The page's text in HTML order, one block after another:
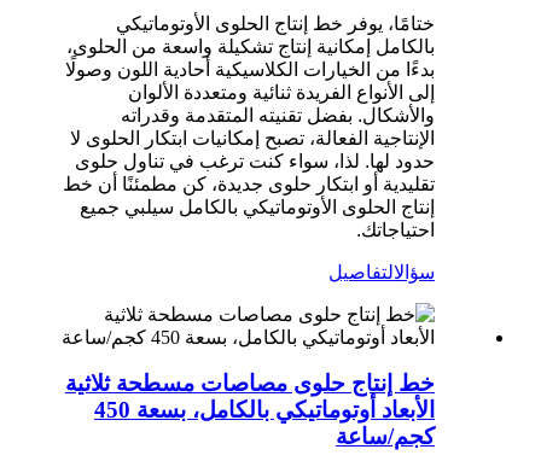
ختامًا، يوفر خط إنتاج الحلوى الأوتوماتيكي
بالكامل إمكانية إنتاج تشكيلة واسعة من الحلوى،
بدءًا من الخيارات الكلاسيكية أحادية اللون وصولًا
إلى الأنواع الفريدة ثنائية ومتعددة الألوان
والأشكال. بفضل تقنيته المتقدمة وقدراته
الإنتاجية الفعالة، تصبح إمكانيات ابتكار الحلوى لا
حدود لها. لذا، سواء كنت ترغب في تناول حلوى
تقليدية أو ابتكار حلوى جديدة، كن مطمئنًا أن خط
إنتاج الحلوى الأوتوماتيكي بالكامل سيلبي جميع
احتياجاتك.
سؤالالتفاصيل
خط إنتاج حلوى مصاصات مسطحة ثلاثية
الأبعاد أوتوماتيكي بالكامل، بسعة 450
كجم/ساعة